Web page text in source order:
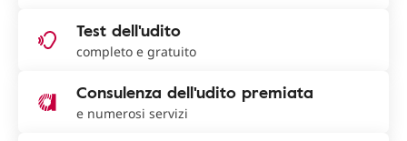
Test dell'udito
completo e gratuito
Consulenza dell'udito premiata
e numerosi servizi